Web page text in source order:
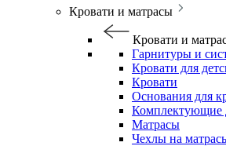
Кровати и матрасы
Кровати и
Гарнитуры и
Кровати для
Кровати
Основания для
Комплектующие
Матрасы
Чехлы на